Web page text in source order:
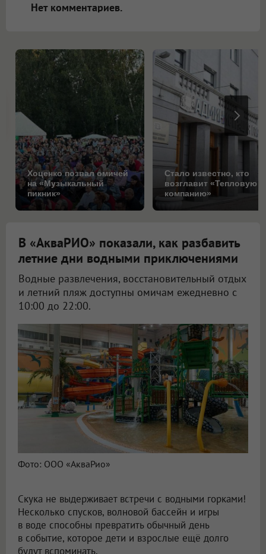
Нет комментариев.
Хоценко позвал омичей
на «Музыкальный
пикник»
Стало известно, кто
возглавит «Тепловую
компанию»
В «АкваРИО» показали, как разбавить
летние дни водными приключениями
Водные развлечения, восстановительный отдых
и летний пляж доступны омичам ежедневно с
10:00 до 22:00.
Фото: ООО «АкваРио»
Скука не выдерживает встречи с водными горками!
Несколько спусков, волновой бассейн и игры
в воде способны превратить обычный день
в событие, которое дети и взрослые ещё долго
будут вспоминать.